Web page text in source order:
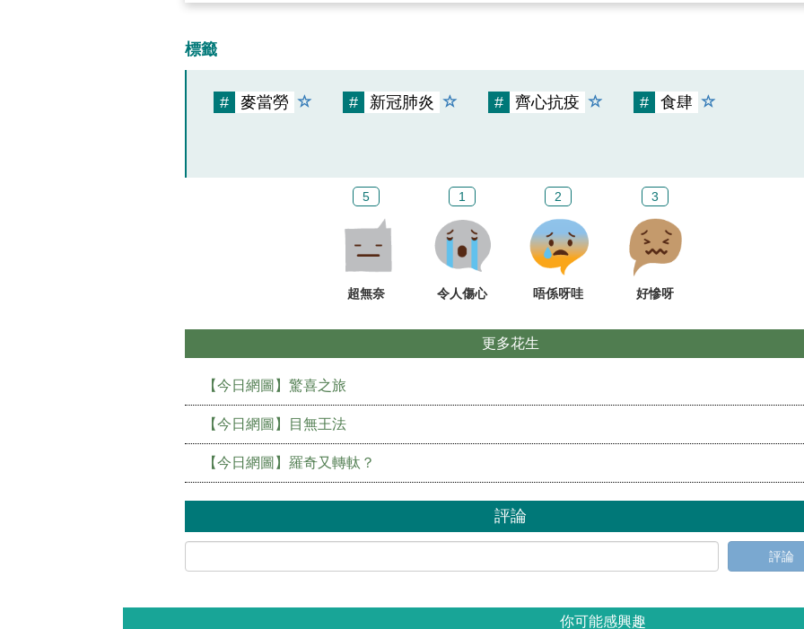
標籤
# 麥當勞 # 新冠肺炎 # 齊心抗疫 # 食肆
5
超無奈
1
令人傷心
2
唔係呀哇
3
好慘呀
更多花生
【今日網圖】驚喜之旅
【今日網圖】目無王法
【今日網圖】羅奇又轉軚？
評論
評論
你可能感興趣